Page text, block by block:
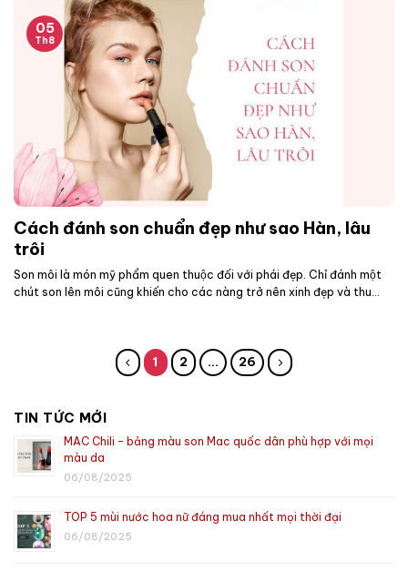
Cách đánh son chuẩn đẹp như sao Hàn, lâu
trôi
Son môi là món mỹ phẩm quen thuộc đối với phái đẹp. Chỉ đánh một
chút son lên môi cũng khiến cho các nàng trở nên xinh đẹp và thu...
05
Th8
1 2 ... 26
TIN TỨC MỚI
MAC Chili – bảng màu son Mac quốc dân phù hợp với mọi
màu da
06/08/2025
TOP 5 mùi nước hoa nữ đáng mua nhất mọi thời đại
06/08/2025